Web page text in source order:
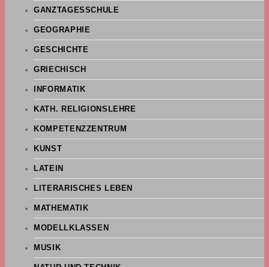
GANZTAGESSCHULE
GEOGRAPHIE
GESCHICHTE
GRIECHISCH
INFORMATIK
KATH. RELIGIONSLEHRE
KOMPETENZZENTRUM
KUNST
LATEIN
LITERARISCHES LEBEN
MATHEMATIK
MODELLKLASSEN
MUSIK